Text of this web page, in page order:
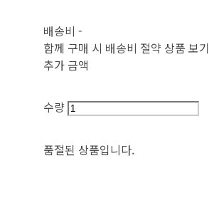
배송비-
함께 구매 시 배송비 절약 상품 보기
추가 금액
수량
품절된 상품입니다.